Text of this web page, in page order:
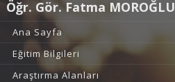
Öğr. Gör. Fatma MOROĞLU
Ana Sayfa
Eğitim Bilgileri
Araştırma Alanları